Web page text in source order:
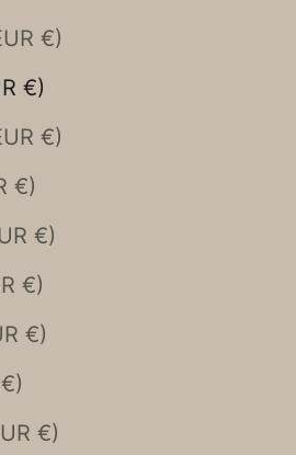
Finlande (EUR €)
France (EUR €)
Gibraltar (EUR €)
Grèce (EUR €)
Hongrie (EUR €)
Irlande (EUR €)
Islande (EUR €)
Italie (EUR €)
Lettonie (EUR €)